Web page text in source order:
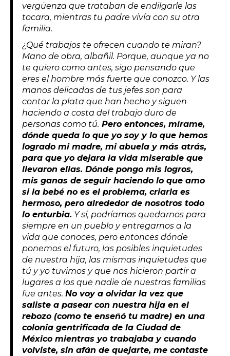
vergüenza que trataban de endilgarle las
tocara, mientras tu padre vivía con su otra
familia.
¿Qué trabajos te ofrecen cuando te miran?
Mano de obra, albañil. Porque, aunque ya no
te quiero como antes, sigo pensando que
eres el hombre más fuerte que conozco. Y las
manos delicadas de tus jefes son para
contar la plata que han hecho y siguen
haciendo a costa del trabajo duro de
personas como tú. Pero entonces, mírame,
dónde queda lo que yo soy y lo que hemos
logrado mi madre, mi abuela y más atrás,
para que yo dejara la vida miserable que
llevaron ellas. Dónde pongo mis logros,
mis ganas de seguir haciendo lo que amo
si la bebé no es el problema, criarla es
hermoso, pero alrededor de nosotros todo
lo enturbia. Y sí, podríamos quedarnos para
siempre en un pueblo y entregarnos a la
vida que conoces, pero entonces dónde
ponemos el futuro, las posibles inquietudes
de nuestra hija, las mismas inquietudes que
tú y yo tuvimos y que nos hicieron partir a
lugares a los que nadie de nuestras familias
fue antes. No voy a olvidar la vez que
saliste a pasear con nuestra hija en el
rebozo (como te enseñó tu madre) en una
colonia gentrificada de la Ciudad de
México mientras yo trabajaba y cuando
volviste, sin afán de quejarte, me contaste